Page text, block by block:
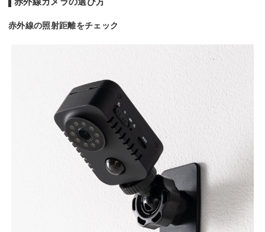
赤外線の照射距離をチェック